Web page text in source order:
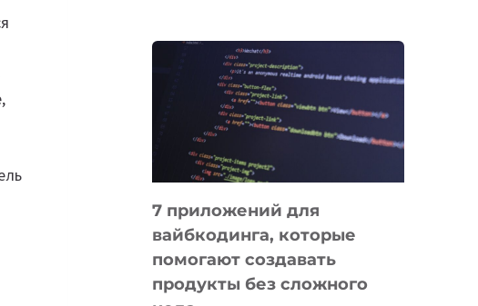
ПОЛЕЗНЫХ
ИНСТРУМЕНТОВ
ДЛЯ
РАБОТЫ
7 приложений для
вайбкодинга, которые
помогают создавать
продукты без сложного